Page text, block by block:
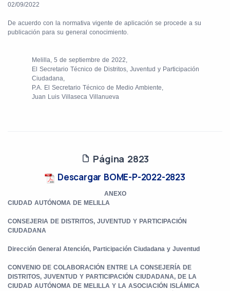
02/09/2022
De acuerdo con la normativa vigente de aplicación se procede a su
publicación para su general conocimiento.
Melilla, 5 de septiembre de 2022,
El Secretario Técnico de Distritos, Juventud y Participación
Ciudadana,
P.A. El Secretario Técnico de Medio Ambiente,
Juan Luis Villaseca Villanueva
Página 2823
Descargar BOME-P-2022-2823
ANEXO
CIUDAD AUTÓNOMA DE MELILLA
CONSEJERIA DE DISTRITOS, JUVENTUD Y PARTICIPACIÓN
CIUDADANA
Dirección General Atención, Participación Ciudadana y Juventud
CONVENIO DE COLABORACIÓN ENTRE LA CONSEJERÍA DE
DISTRITOS, JUVENTUD Y PARTICIPACIÓN CIUDADANA, DE LA
CIUDAD AUTÓNOMA DE MELILLA Y LA ASOCIACIÓN ISLÁMICA